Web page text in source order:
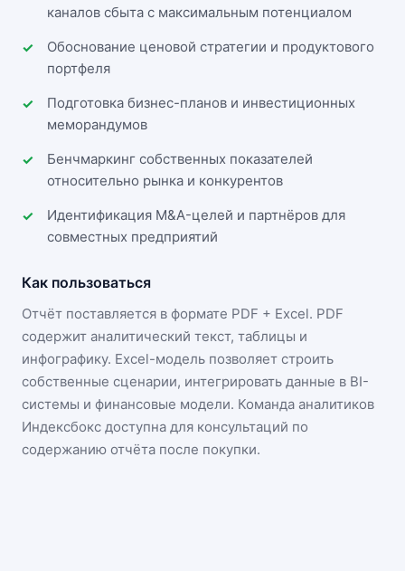
каналов сбыта с максимальным потенциалом
Обоснование ценовой стратегии и продуктового
портфеля
Подготовка бизнес-планов и инвестиционных
меморандумов
Бенчмаркинг собственных показателей
относительно рынка и конкурентов
Идентификация M&A-целей и партнёров для
совместных предприятий
Как пользоваться
Отчёт поставляется в формате PDF + Excel. PDF
содержит аналитический текст, таблицы и
инфографику. Excel-модель позволяет строить
собственные сценарии, интегрировать данные в BI-
системы и финансовые модели. Команда аналитиков
Индексбокс доступна для консультаций по
содержанию отчёта после покупки.